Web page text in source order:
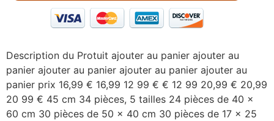
Description du Protuit ajouter au panier ajouter au
panier ajouter au panier ajouter au panier ajouter au
panier prix 16,99 € 16,99 12 99 € € 12 99 20,99 € 20,99
20 99 € 45 cm 34 pièces, 5 tailles 24 pièces de 40 x
60 cm 30 pièces de 50 x 40 cm 30 pièces de 17 x 25